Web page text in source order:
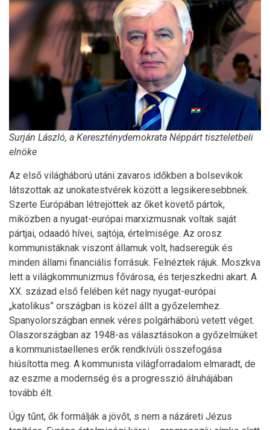
Surján László, a Kereszténydemokrata Néppárt tiszteletbeli
elnöke
Az első világháború utáni zavaros időkben a bolsevikok
látszottak az unokatestvérek között a legsikeresebbnek.
Szerte Európában létrejöttek az őket követő pártok,
miközben a nyugat-európai marxizmusnak voltak saját
pártjai, odaadó hívei, sajtója, értelmisége. Az orosz
kommunistáknak viszont államuk volt, hadseregük és
minden állami financiális forrásuk. Felnéztek rájuk. Moszkva
lett a világkommunizmus fővárosa, és terjeszkedni akart. A
XX. század első felében két nagy nyugat-európai
„katolikus” országban is közel állt a győzelemhez.
Spanyolországban ennek véres polgárháború vetett véget.
Olaszországban az 1948-as választásokon a győzelmüket
a kommunistaellenes erők rendkívüli összefogása
hiúsította meg. A kommunista világforradalom elmaradt, de
az eszme a modernség és a progresszió álruhájában
tovább élt.
Úgy tűnt, ők formálják a jövőt, s nem a názáreti Jézus